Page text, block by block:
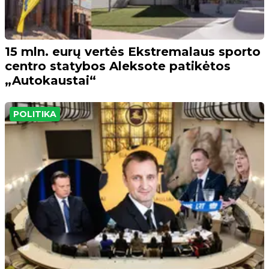
15 mln. eurų vertės Ekstremalaus sporto
centro statybos Aleksote patikėtos
„Autokaustai“
POLITIKA